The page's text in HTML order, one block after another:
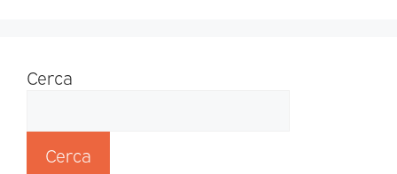
Cerca
Cerca